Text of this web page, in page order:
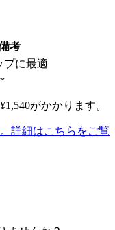
考
プに最適
がかかります。
詳細はこちらをご覧